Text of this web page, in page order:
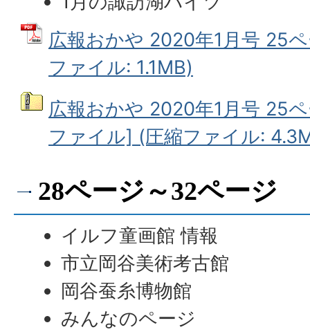
広報おかや 2020年1月号 25
ファイル: 1.1MB)
広報おかや 2020年1月号 25
ファイル] (圧縮ファイル:
28ページ～32ページ
イルフ童画館 情報
市立岡谷美術考古館
岡谷蚕糸博物館
みんなのページ